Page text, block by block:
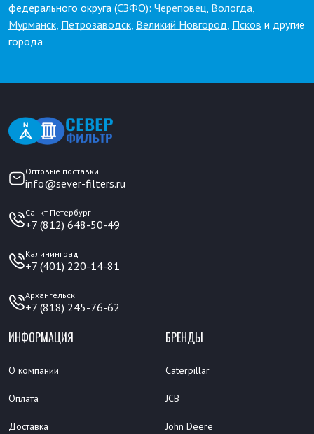
федерального округа (СЗФО): Череповец, Вологда,
Мурманск, Петрозаводск, Великий Новгород, Псков и другие
города
Оптовые поставки
info@sever-filters.ru
Санкт Петербург
+7 (812) 648-50-49
Калининград
+7 (401) 220-14-81
Архангельск
+7 (818) 245-76-62
ИНФОРМАЦИЯ
О компании
Оплата
Доставка
БРЕНДЫ
Caterpillar
JCB
John Deere